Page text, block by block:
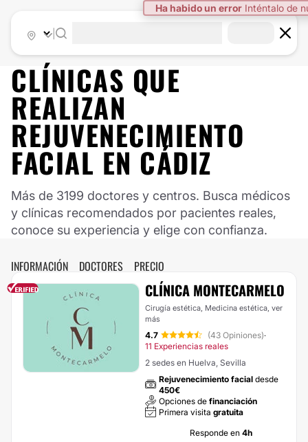
Ha habido un error Inténtalo de
CLÍNICAS QUE
REALIZAN
REJUVENECIMIENTO
FACIAL EN CÁDIZ
Más de 3199 doctores y centros. Busca médicos
y clínicas recomendados por pacientes reales,
conoce su experiencia y elige con confianza.
INFORMACIÓN DOCTORES PRECIO
CLÍNICA MONTECARMELO
Cirugía estética, Medicina estética, ver
más
4.7 (43 Opiniones)·
11 Experiencias reales
2 sedes en Huelva, Sevilla
Rejuvenecimiento facial desde
450€
Opciones de financiación
Primera visita gratuita
Responde en 4h